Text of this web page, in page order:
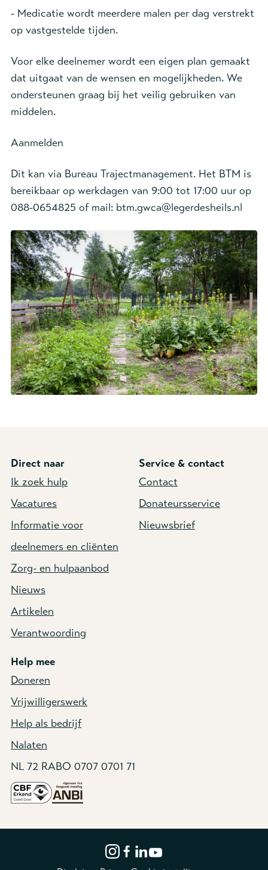
- Medicatie wordt meerdere malen per dag verstrekt
op vastgestelde tijden.
Voor elke deelnemer wordt een eigen plan gemaakt
dat uitgaat van de wensen en mogelijkheden. We
ondersteunen graag bij het veilig gebruiken van
middelen.
Aanmelden
Dit kan via Bureau Trajectmanagement. Het BTM is
bereikbaar op werkdagen van 9:00 tot 17:00 uur op
088-0654825 of mail: btm.gwca@legerdesheils.nl
Direct naar
Ik zoek hulp
Vacatures
Informatie voor
deelnemers en cliënten
Zorg- en hulpaanbod
Nieuws
Artikelen
Verantwoording
Service & contact
Contact
Donateursservice
Nieuwsbrief
Help mee
Doneren
Vrijwilligerswerk
Help als bedrijf
Nalaten
NL 72 RABO 0707 0701 71